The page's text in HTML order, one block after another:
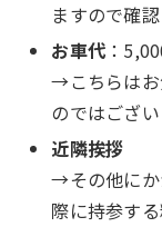
ますので確
お車代 ：
→こちらはお
のではござい
近隣挨拶
→その他にか
際に持参す